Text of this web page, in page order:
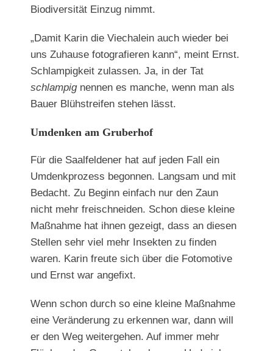
Biodiversität Einzug nimmt.
„Damit Karin die Viechalein auch wieder bei
uns Zuhause fotografieren kann“, meint Ernst.
Schlampigkeit zulassen. Ja, in der Tat
schlampig nennen es manche, wenn man als
Bauer Blühstreifen stehen lässt.
Umdenken am Gruberhof
Für die Saalfeldener hat auf jeden Fall ein
Umdenkprozess begonnen. Langsam und mit
Bedacht. Zu Beginn einfach nur den Zaun
nicht mehr freischneiden. Schon diese kleine
Maßnahme hat ihnen gezeigt, dass an diesen
Stellen sehr viel mehr Insekten zu finden
waren. Karin freute sich über die Fotomotive
und Ernst war angefixt.
Wenn schon durch so eine kleine Maßnahme
eine Veränderung zu erkennen war, dann will
er den Weg weitergehen. Auf immer mehr